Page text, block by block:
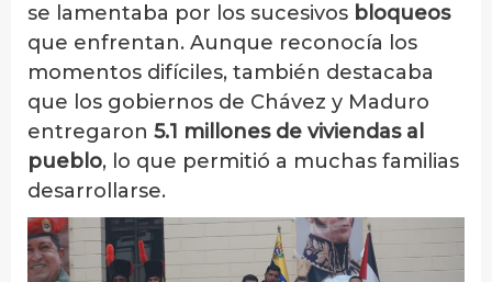
se lamentaba por los sucesivos bloqueos
que enfrentan. Aunque reconocía los
momentos difíciles, también destacaba
que los gobiernos de Chávez y Maduro
entregaron 5.1 millones de viviendas al
pueblo, lo que permitió a muchas familias
desarrollarse.